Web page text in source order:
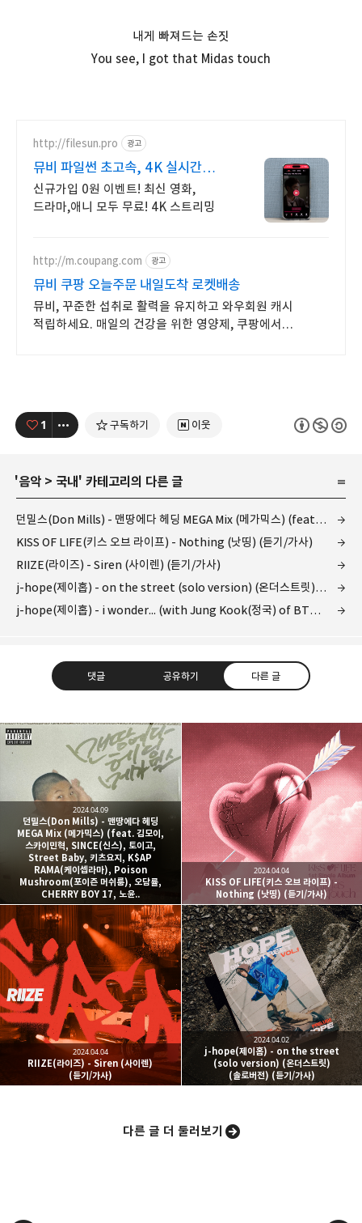
내게 빠져드는 손짓
You see, I got that Midas touch
http://filesun.pro 광고
뮤비 파일썬 초고속, 4K 실시간
보기!
신규가입 0원 이벤트! 최신 영화,
드라마,애니 모두 무료! 4K 스트리밍
http://m.coupang.com 광고
뮤비 쿠팡 오늘주문 내일도착 로켓배송
뮤비, 꾸준한 섭취로 활력을 유지하고 와우회원 캐시
적립하세요. 매일의 건강을 위한 영양제, 쿠팡에서
1 구독하기 이웃
'음악 > 국내 ' 카테고리의 다른 글
던밀스(Don Mills) - 맨땅에다 헤딩 MEGA Mix (메가믹스) (feat. 김모이, 스카이민혁, SINCE(신스), 토이고, Street Baby, 키츠요지, K$AP RAMA(케이셉라마), Poison Mushroom(포이즌 머쉬룸), 오담률, CHERRY BOY 17, 노윤..
KISS OF LIFE(키스 오브 라이프) - Nothing (낫띵) (듣기/가사)
RIIZE(라이즈) - Siren (사이렌) (듣기/가사)
j-hope(제이홉) - on the street (solo version) (온더스트릿) (솔로버전) (듣기/가사)
j-hope(제이홉) - i wonder... (with Jung Kook(정국) of BTS) (뮤비/가사)
댓글 공유하기 다른 글
kjgsb
kjgsb 님의 블로그입니다.
구독하기
라인 트위터
카카오스토리 밴드 네이버 블로그
던밀스(Don Mills) - 맨땅에다 헤딩
MEGA Mix (메가믹스) (feat. 김모이,
스카이민혁, SINCE(신스), 토이고,
Street Baby, 키츠요지, K$AP
RAMA(케이셉라마), Poison
Mushroom(포이즌 머쉬룸), 오담률,
CHERRY BOY 17, 노윤..
2024.04.09
KISS OF LIFE(키스 오브 라이프) -
Nothing (낫띵) (듣기/가사)
2024.04.04
RIIZE(라이즈) - Siren (사이렌)
(듣기/가사)
2024.04.04
j-hope(제이홉) - on the street
(solo version) (온더스트릿)
(솔로버전) (듣기/가사)
2024.04.02
다른 글 더 둘러보기